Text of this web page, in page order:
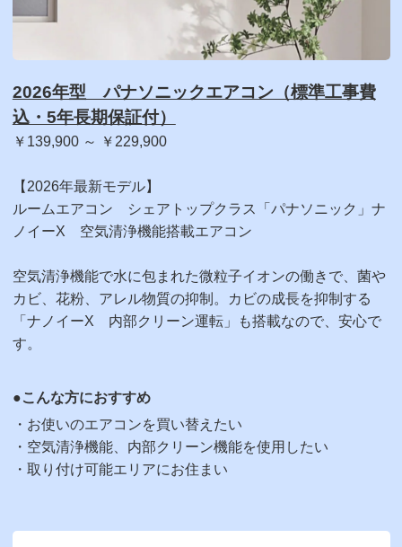
2026年型 パナソニックエアコン（標準工事費
込・5年長期保証付）
￥139,900 ～ ￥229,900
【2026年最新モデル】
ルームエアコン シェアトップクラス「パナソニック」ナ
ノイーX 空気清浄機能搭載エアコン
空気清浄機能で水に包まれた微粒子イオンの働きで、菌や
カビ、花粉、アレル物質の抑制。カビの成長を抑制する
「ナノイーX 内部クリーン運転」も搭載なので、安心で
す。
●こんな方におすすめ
・お使いのエアコンを買い替えたい
・空気清浄機能、内部クリーン機能を使用したい
・取り付け可能エリアにお住まい